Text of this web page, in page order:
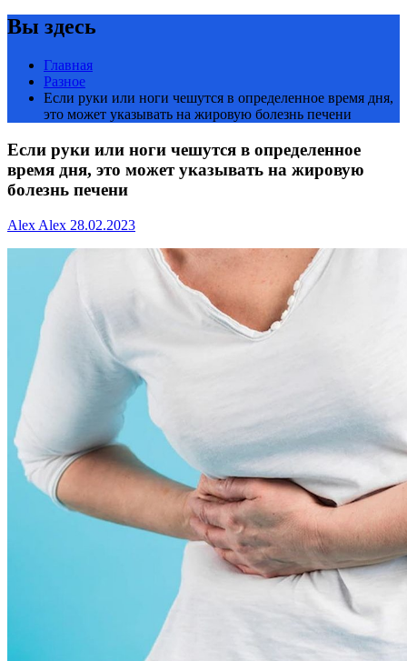
Вы здесь
Главная
Разное
Если руки или ноги чешутся в определенное время дня,
это может указывать на жировую болезнь печени
Если руки или ноги чешутся в определенное
время дня, это может указывать на жировую
болезнь печени
Alex Alex 28.02.2023